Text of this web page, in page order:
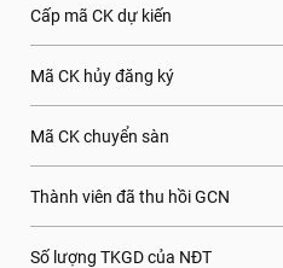
Cấp mã CK dự kiến
Mã CK hủy đăng ký
Mã CK chuyển sàn
Thành viên đã thu hồi GCN
Số lượng TKGD của NĐT